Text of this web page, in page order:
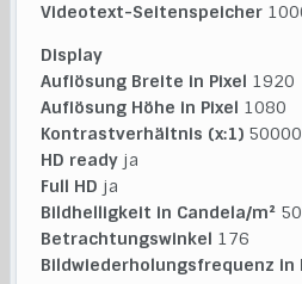
Videotext-Seitenspeicher
Display
Auflösung Breite in Pixel 1920
Auflösung Höhe in Pixel 1080
Kontrastverhältnis (x:1) 50000
HD ready ja
Full HD ja
Bildhelligkeit in Candela/m²
Betrachtungswinkel 176
Bildwiederholungsfrequenz in